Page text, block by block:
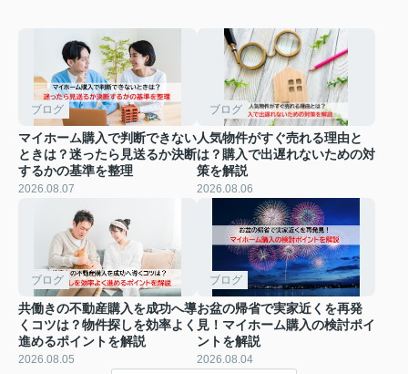
ブログ
マイホーム購入で判断できない
ときは？迷ったら見送るか決断
するかの基準を整理
2026.08.07
ブログ
人気物件がすぐ売れる理由と
は？購入で出遅れないための対
策を解説
2026.08.06
ブログ
共働きの不動産購入を成功へ導
くコツは？物件探しを効率よく
進めるポイントを解説
2026.08.05
ブログ
お盆の帰省で実家近くを再発
見！マイホーム購入の検討ポイ
ントを解説
2026.08.04